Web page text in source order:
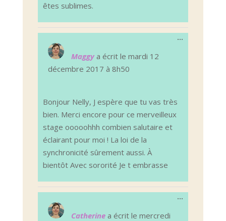
êtes sublimes.
Maggy a écrit le mardi 12
décembre 2017 à 8h50
Bonjour Nelly, J espère que tu vas très
bien. Merci encore pour ce merveilleux
stage ooooohhh combien salutaire et
éclairant pour moi ! La loi de la
synchronicité sûrement aussi. À
bientôt Avec sororité Je t embrasse
...
Catherine a écrit le mercredi
...